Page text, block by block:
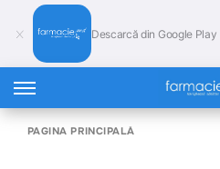
Descarcă din Google Play
PAGINA PRINCIPALĂ